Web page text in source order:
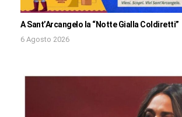
A Sant’Arcangelo la “Notte Gialla Coldiretti”
6 Agosto 2026